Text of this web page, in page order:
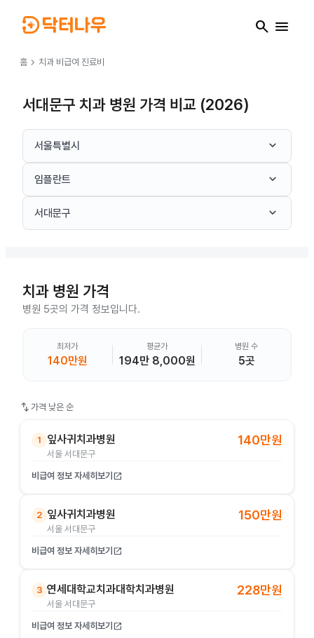
search menu
홈 chevron_right 치과 비급여 진료비
서대문구 치과 병원 가격 비교 (2026)
서울특별시 keyboard_arrow_down
임플란트 keyboard_arrow_down
서대문구 keyboard_arrow_down
치과 병원 가격
병원 5곳의 가격 정보입니다.
최저가
140만원
평균가
194만 8,000원
병원 수
5곳
swap_vert 가격 낮은 순
1 잎사귀치과병원
서울 서대문구
140만원
비급여 정보 자세히보기 open_in_new
2 잎사귀치과병원
서울 서대문구
150만원
비급여 정보 자세히보기 open_in_new
3 연세대학교치과대학치과병원
서울 서대문구
228만원
비급여 정보 자세히보기 open_in_new